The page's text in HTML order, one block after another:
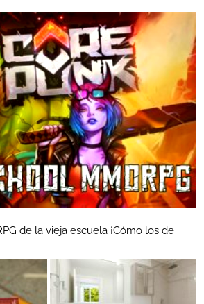
de la vieja escuela ¡Cómo los de